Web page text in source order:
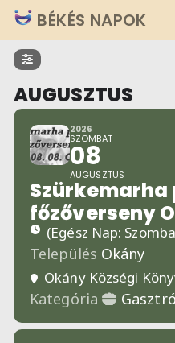
Ugrás
a
tartalomra
BÉKÉS NAPOK
AUGUSZTUS
2026
SZOMBAT
08
AUGUSZTUS
főzőverseny
(Egész Nap:
Település Okány
Okány Községi
Kategória